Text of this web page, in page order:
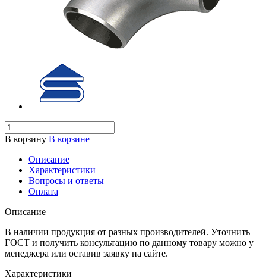
В корзину В корзине
Описание
Характеристики
Вопросы и ответы
Оплата
Описание
В наличии продукция от разных производителей. Уточнить
ГОСТ и получить консультацию по данному товару можно у
менеджера или оставив заявку на сайте.
Характеристики